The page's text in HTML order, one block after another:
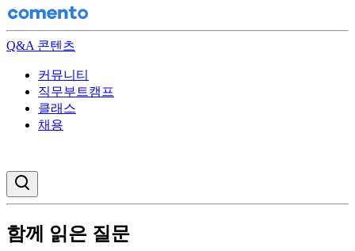
Q&A 콘텐츠
커뮤니티
직무부트캠프
클래스
채용
함께 읽은 질문